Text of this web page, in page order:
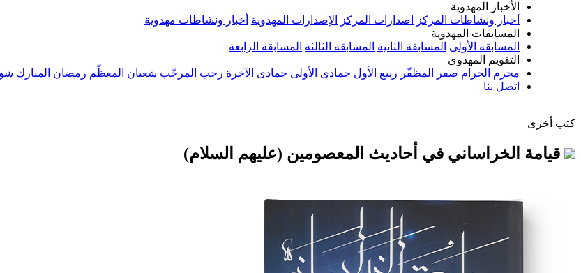
الأخبار المهدوية
أخبار ونشاطات المركز
اصدارات المركز الإصدارات المهدوية أخبار ونشاطات مهدوية
المسابقات المهدوية
المسابقة الأولى المسابقة الثانية المسابقة الثالثة المسابقة الرابعة
التقويم المهدوي
محرم الحرام صفر المظفّر ربيع الأول جمادى الأولى جمادى الآخرة رجب المرجّب شعبان المعظّم رمضان المبارك
اتصل بنا
كتب أخرى
قيامة الخراساني في أحاديث المعصومين (عليهم السلام)